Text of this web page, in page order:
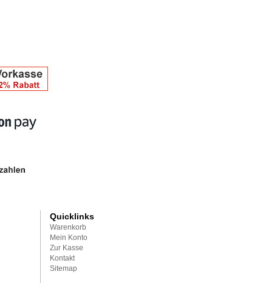
Quicklinks
Warenkorb
Mein Konto
Zur Kasse
Kontakt
Sitemap